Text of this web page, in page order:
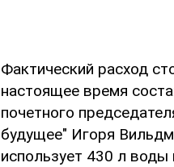
Фактический расход
настоящее время
почетного
будущее" Игоря
использует 430 л воды